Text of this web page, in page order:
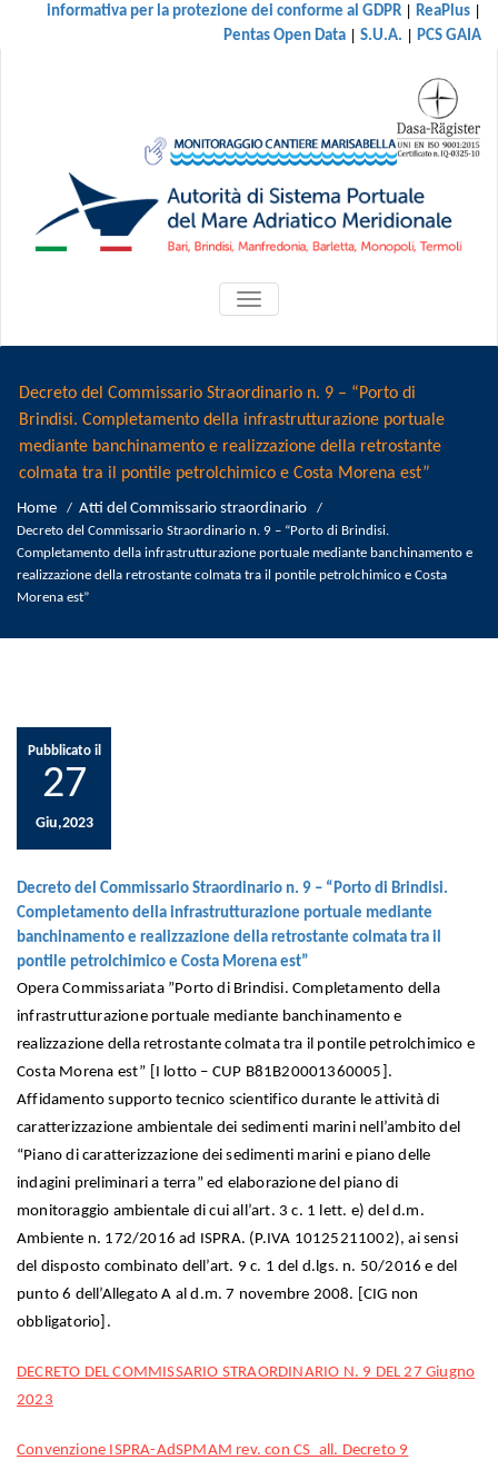
informativa per la protezione dei conforme al GDPR | ReaPlus |
Pentas Open Data | S.U.A. | PCS GAIA
ATTIVA/DISATTIVA
MENU
Decreto del Commissario Straordinario n. 9 – “Porto di
Brindisi. Completamento della infrastrutturazione portuale
mediante banchinamento e realizzazione della retrostante
colmata tra il pontile petrolchimico e Costa Morena est”
Home / Atti del Commissario straordinario /
Decreto del Commissario Straordinario n. 9 – “Porto di Brindisi.
Completamento della infrastrutturazione portuale mediante banchinamento e
realizzazione della retrostante colmata tra il pontile petrolchimico e Costa
Morena est”
Pubblicato il
27
Giu,2023
Decreto del Commissario Straordinario n. 9 – “Porto di Brindisi.
Completamento della infrastrutturazione portuale mediante
banchinamento e realizzazione della retrostante colmata tra il
pontile petrolchimico e Costa Morena est”
Opera Commissariata ”Porto di Brindisi. Completamento della
infrastrutturazione portuale mediante banchinamento e
realizzazione della retrostante colmata tra il pontile petrolchimico e
Costa Morena est” [I lotto – CUP B81B20001360005].
Affidamento supporto tecnico scientifico durante le attività di
caratterizzazione ambientale dei sedimenti marini nell’ambito del
“Piano di caratterizzazione dei sedimenti marini e piano delle
indagini preliminari a terra” ed elaborazione del piano di
monitoraggio ambientale di cui all’art. 3 c. 1 lett. e) del d.m.
Ambiente n. 172/2016 ad ISPRA. (P.IVA 10125211002), ai sensi
del disposto combinato dell’art. 9 c. 1 del d.lgs. n. 50/2016 e del
punto 6 dell’Allegato A al d.m. 7 novembre 2008. [CIG non
obbligatorio].
DECRETO DEL COMMISSARIO STRAORDINARIO N. 9 DEL 27 Giugno
2023
Convenzione ISPRA-AdSPMAM rev. con CS_all. Decreto 9